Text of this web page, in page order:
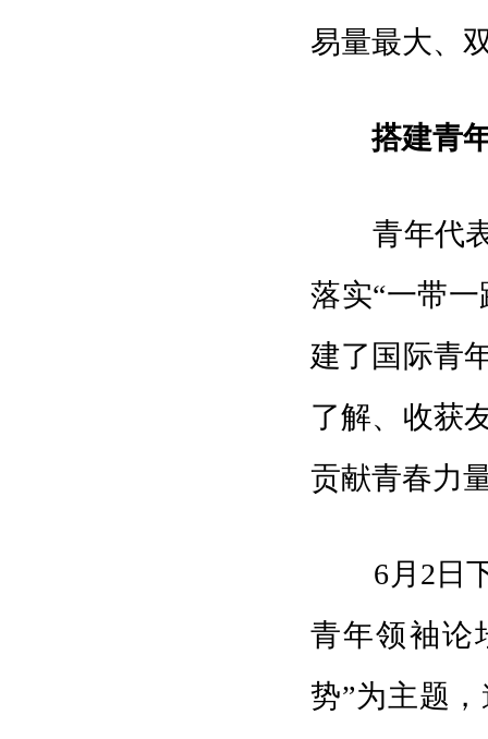
易量最大、
搭建青
青年代表
落实“一带
建了国际青
了解、收获
贡献青春力
6月2日下
青年领袖论
势”为主题